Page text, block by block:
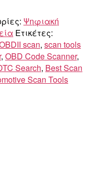
Ψηφιακή
Ετικέτες:
scan, scan tools
, OBD Code Scanner,
Search, Best Scan
Scan Tools